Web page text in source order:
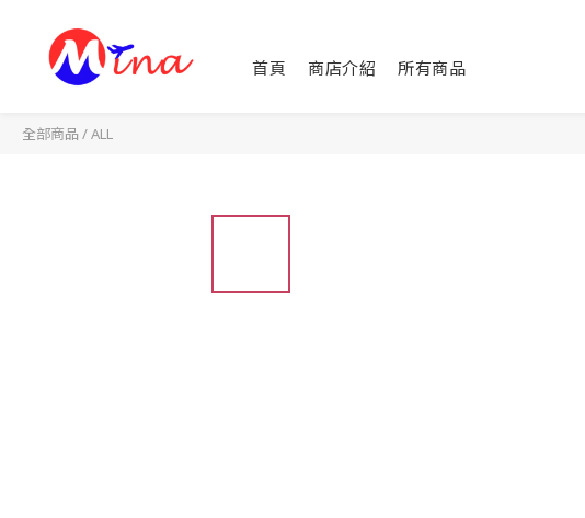
首頁 商店介紹 所有商品
全部商品 /ALL